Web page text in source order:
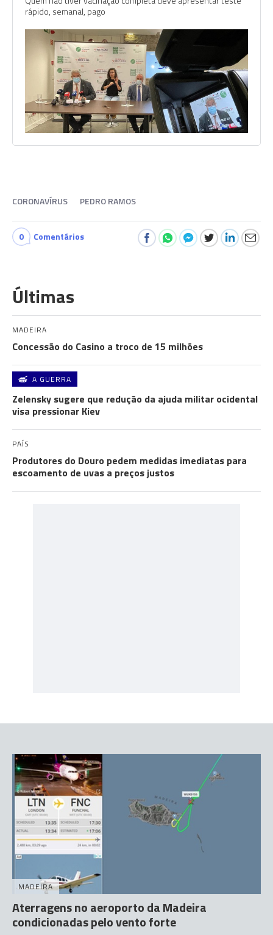
rápido, semanal, pago
CORONAVÍRUS PEDRO RAMOS
0 Comentários
Últimas
MADEIRA
Concessão do Casino a troco de 15 milhões
A GUERRA
Zelensky sugere que redução da ajuda militar ocidental
visa pressionar Kiev
PAÍS
Produtores do Douro pedem medidas imediatas para
escoamento de uvas a preços justos
MADEIRA
Aterragens no aeroporto da Madeira
condicionadas pelo vento forte